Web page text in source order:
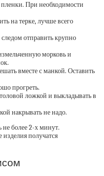
При необходимости
на терке, лучше всего
отправить крупно
морковь и
вместе с манкой. Оставить
прогреть.
ложкой и выкладывать в
накрывать не надо.
более 2-х минут.
получатся